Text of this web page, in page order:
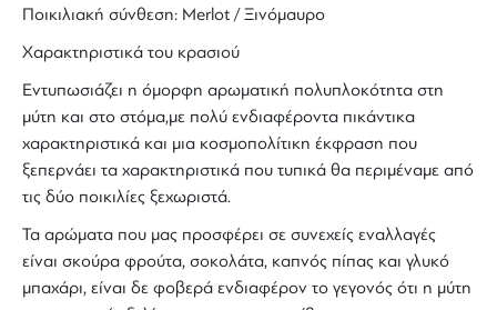
Ποικιλιακή σύνθεση: Merlot /Ξινόμαυρο
Χαρακτηριστικά του κρασιού
Εντυπωσιάζει η όμορφη αρωματική πολυπλοκότητα στη
μύτη και στο στόμα,με πολύ ενδιαφέροντα πικάντικα
χαρακτηριστικά και μια κοσμοπολίτικη έκφραση που
ξεπερνάει τα χαρακτηριστικά που τυπικά θα περιμέναμε από
τις δύο ποικιλίες ξεχωριστά.
Τα αρώματα που μας προσφέρει σε συνεχείς εναλλαγές
είναι σκούρα φρούτα, σοκολάτα, καπνός πίπας και γλυκό
μπαχάρι, είναι δε φοβερά ενδιαφέρον το γεγονός ότι η μύτη